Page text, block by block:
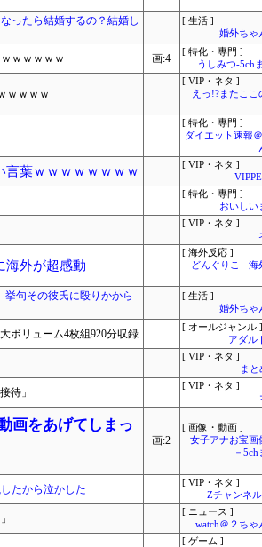
ったら結婚するの？結婚し
[ 生活 ]
婚外ちゃ
ｗｗｗｗｗ 画:4
[ 特化・専門 ]
うしみつ-5ch
ｗｗｗｗ
[ VIP・ネタ ]
えっ!?またここ
[ 特化・専門 ]
ダイエット速報
言葉ｗｗｗｗｗｗｗｗ
[ VIP・ネタ ]
[ 特化・専門 ]
おいしい
[ VIP・ネタ ]
海外が超感動
[ 海外反応 ]
どんぐりこ - 海
句その彼氏に殴りかから
[ 生活 ]
婚外ちゃ
ボリューム4枚組920分収録
[ オールジャンル ]
アダル
[ VIP・ネタ ]
まと
待」
[ VIP・ネタ ]
画をあげてしまっ
画:2
[ 画像・動画 ]
女子アナお宝画
－5ch
たから泣かした
[ VIP・ネタ ]
Zチャンネ
[ ニュース ]
watch＠２ちゃ
[ ゲーム ]